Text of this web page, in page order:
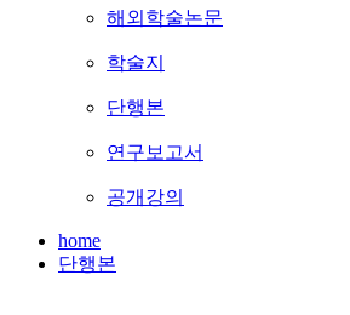
해외학술논문
학술지
단행본
연구보고서
공개강의
home
단행본